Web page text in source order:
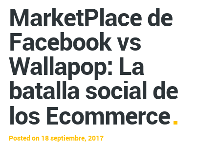
MarketPlace de
Facebook vs
Wallapop: La
batalla social de
los Ecommerce
Posted on 18 septiembre, 2017